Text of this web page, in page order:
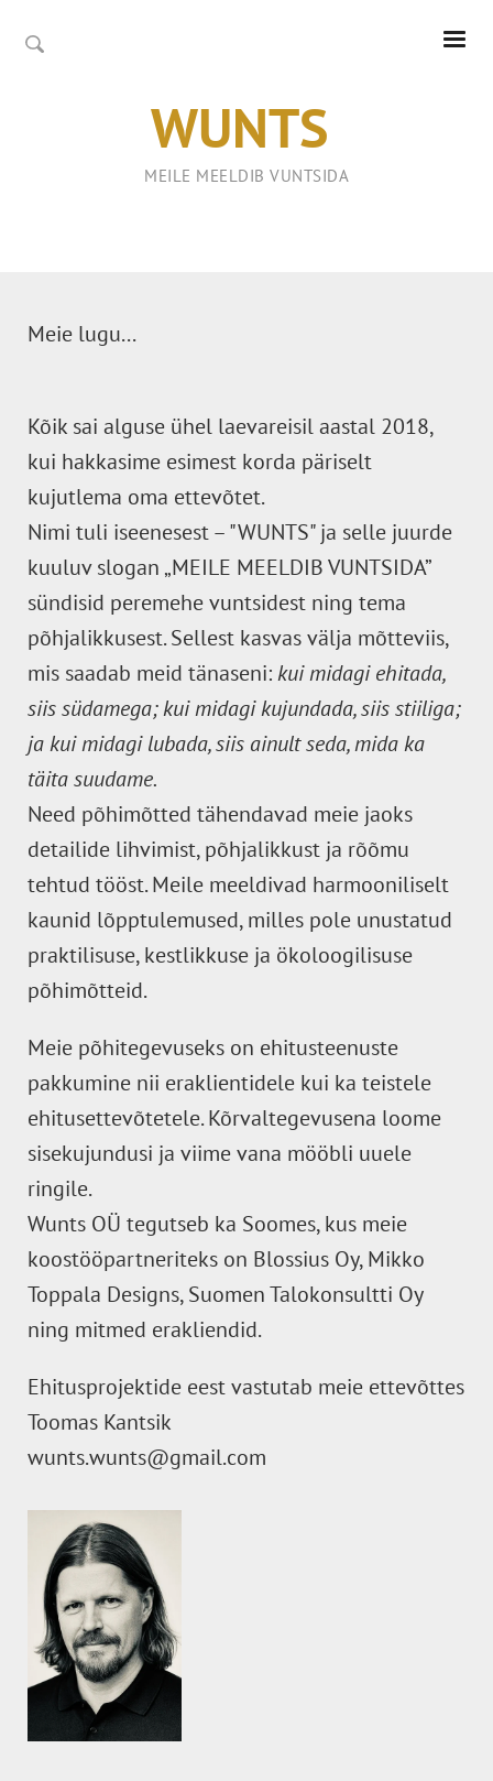
WUNTS
MEILE MEELDIB VUNTSIDA
Meie lugu...
Kõik sai alguse ühel laevareisil aastal 2018,
kui hakkasime esimest korda päriselt
kujutlema oma ettevõtet.
Nimi tuli iseenesest – "WUNTS" ja selle juurde
kuuluv slogan „MEILE MEELDIB VUNTSIDA”
sündisid peremehe vuntsidest ning tema
põhjalikkusest. Sellest kasvas välja mõtteviis,
mis saadab meid tänaseni:kui midagi ehitada,
siis südamega; kui midagi kujundada, siis stiiliga;
ja kui midagi lubada, siis ainult seda, mida ka
täita suudame.
Need põhimõtted tähendavad meie jaoks
detailide lihvimist, põhjalikkust ja rõõmu
tehtud tööst. Meile meeldivad harmooniliselt
kaunid lõpptulemused, milles pole unustatud
praktilisuse, kestlikkuse ja ökoloogilisuse
põhimõtteid.
Meie põhitegevuseks on ehitusteenuste
pakkumine nii eraklientidele kui ka teistele
ehitusettevõtetele. Kõrvaltegevusena loome
sisekujundusi ja viime vana mööbli uuele
ringile.
Wunts OÜ tegutseb ka Soomes, kus meie
koostööpartneriteks on Blossius Oy, Mikko
Toppala Designs, Suomen Talokonsultti Oy
ning mitmed erakliendid.
Ehitusprojektide eest vastutab meie ettevõttes
Toomas Kantsik
wunts.wunts@gmail.com